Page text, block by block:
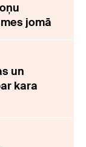
jomā
un
kara